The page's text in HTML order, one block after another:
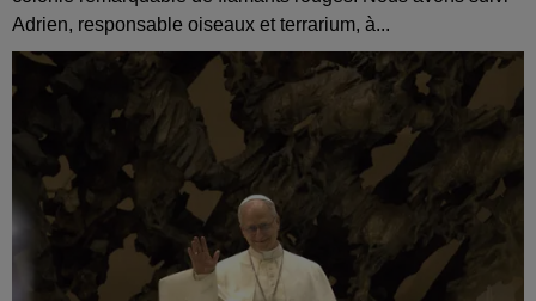
Adrien, responsable oiseaux et terrarium, à...